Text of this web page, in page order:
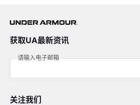
获取UA最新资讯
请输入电子邮箱
关注我们